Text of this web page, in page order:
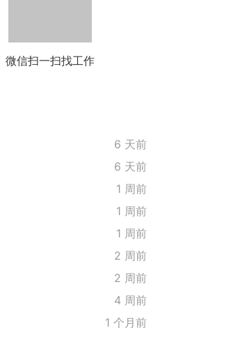
微信扫一扫找工作
6 天前
6 天前
1 周前
1 周前
1 周前
2 周前
2 周前
4 周前
1 个月前